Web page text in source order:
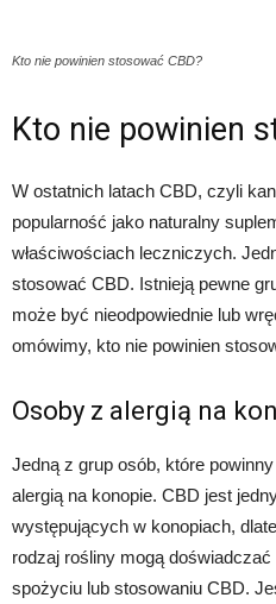
Kto nie powinien stosować CBD?
Kto nie powinien
W ostatnich latach CBD, czyli
popularność jako naturalny
właściwościach leczniczych.
stosować CBD. Istnieją pewne
może być nieodpowiednie lub
omówimy, kto nie powinien
Osoby z alergią na
Jedną z grup osób, które
alergią na konopie. CBD jest
występujących w konopiach,
rodzaj rośliny mogą
spożyciu lub stosowaniu CBD.